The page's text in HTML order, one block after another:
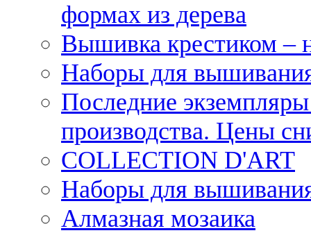
формах из дерева
Вышивка крестиком –
Наборы для
Последние
производства. Цены
COLLECTION D'ART
Наборы для
Алмазная мозаика